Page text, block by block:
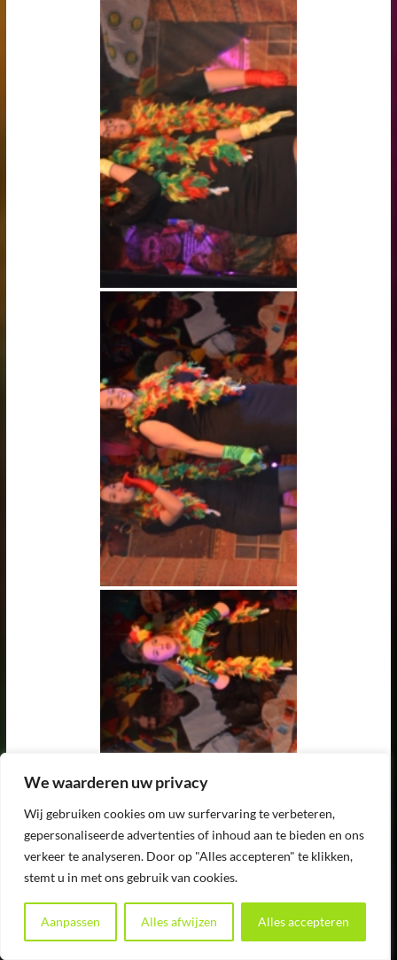
We waarderen uw privacy
Wij gebruiken cookies om uw surfervaring te verbeteren,
gepersonaliseerde advertenties of inhoud aan te bieden en ons
verkeer te analyseren. Door op "Alles accepteren" te klikken,
stemt u in met ons gebruik van cookies.
Aanpassen Alles afwijzen Alles accepteren